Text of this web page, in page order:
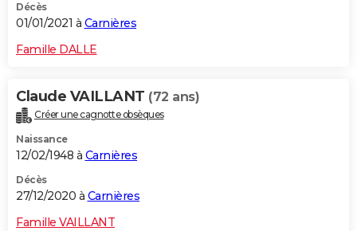
Décès
01/01/2021 à Carnières
Famille DALLE
Claude VAILLANT (72 ans)
Créer une cagnotte obsèques
Naissance
12/02/1948 à Carnières
Décès
27/12/2020 à Carnières
Famille VAILLANT